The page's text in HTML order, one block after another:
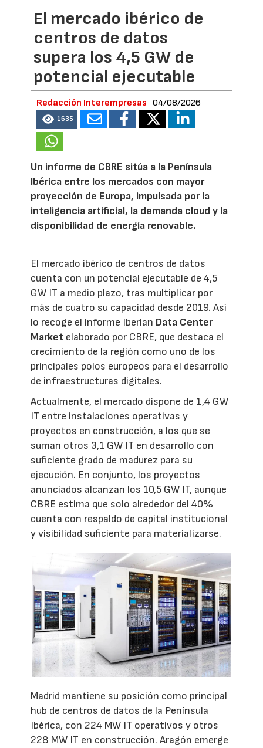
El mercado ibérico de
centros de datos
supera los 4,5 GW de
potencial ejecutable
Redacción Interempresas 04/08/2026
1635
Un informe de CBRE sitúa a la Península
Ibérica entre los mercados con mayor
proyección de Europa, impulsada por la
inteligencia artificial, la demanda cloud y la
disponibilidad de energía renovable.
El mercado ibérico de centros de datos
cuenta con un potencial ejecutable de 4,5
GW IT a medio plazo, tras multiplicar por
más de cuatro su capacidad desde 2019. Así
lo recoge el informe Iberian Data Center
Market elaborado por CBRE, que destaca el
crecimiento de la región como uno de los
principales polos europeos para el desarrollo
de infraestructuras digitales.
Actualmente, el mercado dispone de 1,4 GW
IT entre instalaciones operativas y
proyectos en construcción, a los que se
suman otros 3,1 GW IT en desarrollo con
suficiente grado de madurez para su
ejecución. En conjunto, los proyectos
anunciados alcanzan los 10,5 GW IT, aunque
CBRE estima que solo alrededor del 40%
cuenta con respaldo de capital institucional
y visibilidad suficiente para materializarse.
Madrid mantiene su posición como principal
hub de centros de datos de la Península
Ibérica, con 224 MW IT operativos y otros
228 MW IT en construcción. Aragón emerge